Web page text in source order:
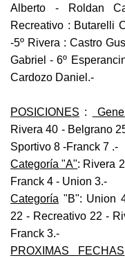
Alberto - Roldan
Recreativo : Butarelli
-5º Rivera : Castro
Gabriel - 6º
Cardozo Daniel.-
POSICIONES :
Rivera 40 - Belgrano
Sportivo 8 -Franck 7 .-
Categoría "A": Rivera
Franck 4 - Union 3.-
Categoría "B": Union
22 - Recreativo 22 -
Franck 3.-
PROXIMAS FECHAS